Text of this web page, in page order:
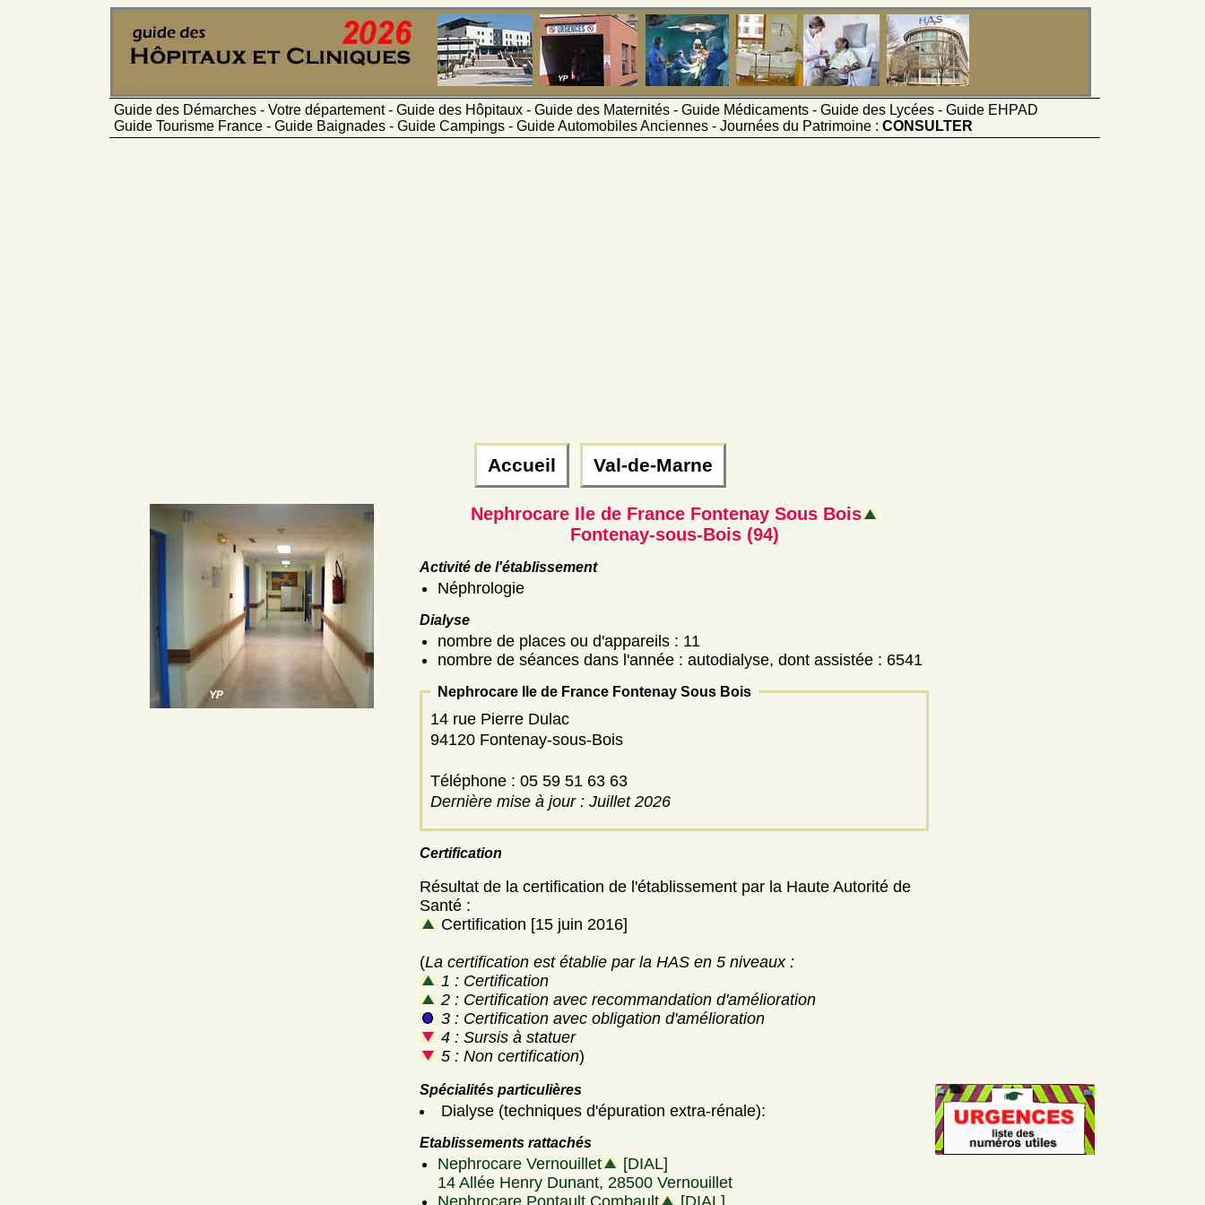
Guide des Démarches - Votre département - Guide des Hôpitaux - Guide des Maternités - Guide Médicaments - Guide des Lycées - Guide EHPAD
Guide Tourisme France - Guide Baignades - Guide Campings - Guide Automobiles Anciennes - Journées du Patrimoine : CONSULTER
Accueil Val-de-Marne
Nephrocare Ile de France Fontenay Sous Bois
Fontenay-sous-Bois (94)
Activité de l'établissement
Néphrologie
Dialyse
nombre de places ou d'appareils : 11
nombre de séances dans l'année : autodialyse, dont assistée : 6541
Nephrocare Ile de France Fontenay Sous Bois
14 rue Pierre Dulac
94120 Fontenay-sous-Bois
Téléphone : 05 59 51 63 63
Dernière mise à jour : Juillet 2026
Certification
Résultat de la certification de l'établissement par la Haute Autorité de
Santé :
Certification [15 juin 2016]
(La certification est établie par la HAS en 5 niveaux :
1 : Certification
2 : Certification avec recommandation d'amélioration
3 : Certification avec obligation d'amélioration
4 : Sursis à statuer
5 : Non certification)
Spécialités particulières
Dialyse (techniques d'épuration extra-rénale):
Etablissements rattachés
Nephrocare Vernouillet
[DIAL]
14 Allée Henry Dunant, 28500 Vernouillet
Nephrocare Pontault Combault
[DIAL]